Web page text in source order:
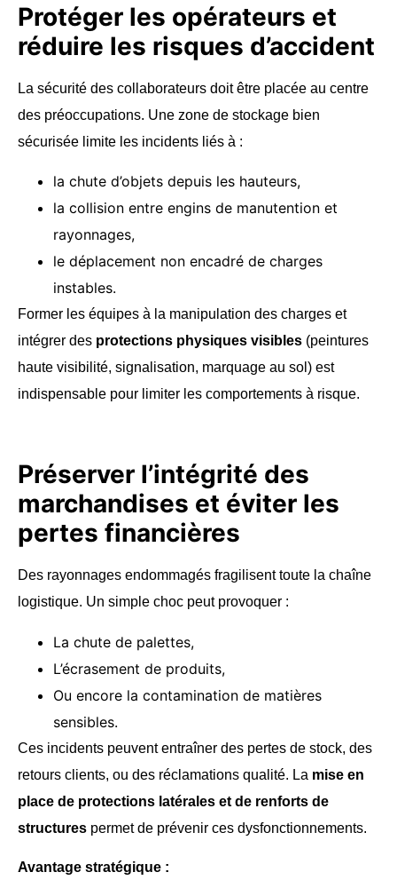
Protéger les opérateurs et
réduire les risques d’accident
La sécurité des collaborateurs doit être placée au centre
des préoccupations. Une zone de stockage bien
sécurisée limite les incidents liés à :
la chute d’objets depuis les hauteurs,
la collision entre engins de manutention et
rayonnages,
le déplacement non encadré de charges
instables.
Former les équipes à la manipulation des charges et
intégrer des protections physiques visibles (peintures
haute visibilité, signalisation, marquage au sol) est
indispensable pour limiter les comportements à risque.
Préserver l’intégrité des
marchandises et éviter les
pertes financières
Des rayonnages endommagés fragilisent toute la chaîne
logistique. Un simple choc peut provoquer :
La chute de palettes,
L’écrasement de produits,
Ou encore la contamination de matières
sensibles.
Ces incidents peuvent entraîner des pertes de stock, des
retours clients, ou des réclamations qualité. La mise en
place de protections latérales et de renforts de
structures permet de prévenir ces dysfonctionnements.
Avantage stratégique :